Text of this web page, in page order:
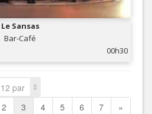
Le Sansas
Bar-Café
00h30
12 par
page
2 3 4 5 6 7 »